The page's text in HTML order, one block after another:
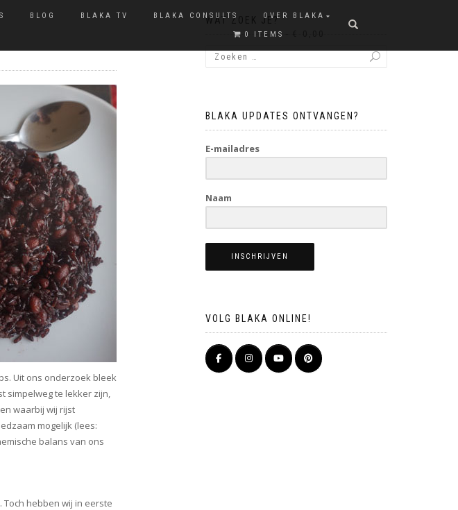
BLOG BLAKA TV BLAKA CONSULTS OVER BLAKA
0 ITEMS
Uit ons onderzoek bleek
simpelweg te lekker zijn,
waarbij wij rijst
mogelijk (lees:
balans van ons
hebben wij in eerste
WAT ZOEK JE?
BLAKA UPDATES ONTVANGEN?
E-mailadres
Naam
INSCHRIJVEN
VOLG BLAKA ONLINE!